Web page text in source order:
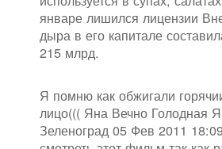
январе лишился лицензии
дыра в его капитале
215 млрд.
Я помню как обжигали
лицо((( Яна Вечно Голодная
Зеленоград 05 Фев 2011